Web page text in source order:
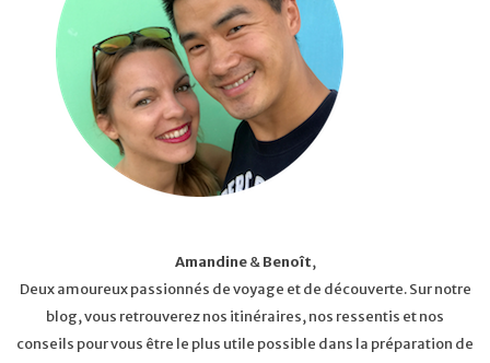
Amandine&Benoît,
Deux amoureux passionnés de voyage et de découverte. Sur notre
blog, vous retrouverez nos itinéraires, nos ressentis et nos
conseils pour vous être le plus utile possible dans la préparation de